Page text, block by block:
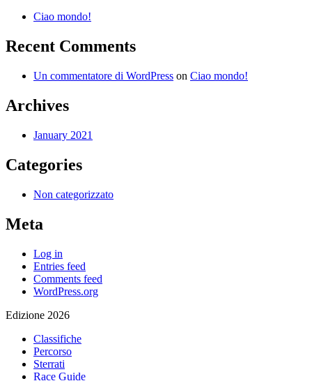
Ciao mondo!
Recent Comments
Un commentatore di WordPress on Ciao mondo!
Archives
January 2021
Categories
Non categorizzato
Meta
Log in
Entries feed
Comments feed
WordPress.org
Edizione 2026
Classifiche
Percorso
Sterrati
Race Guide